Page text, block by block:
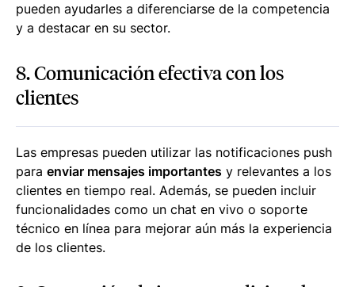
pueden ayudarles a diferenciarse de la competencia
y a destacar en su sector.
8. Comunicación efectiva con los
clientes
Las empresas pueden utilizar las notificaciones push
para enviar mensajes importantes y relevantes a los
clientes en tiempo real. Además, se pueden incluir
funcionalidades como un chat en vivo o soporte
técnico en línea para mejorar aún más la experiencia
de los clientes.